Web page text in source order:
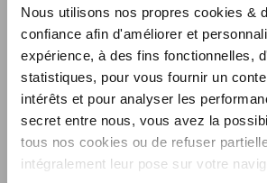
Nous utilisons nos propres cookies &
confiance afin d'améliorer et
expérience, à des fins fonctionnelles,
statistiques, pour vous fournir un
intérêts et pour analyser les
secret entre nous, vous avez la
tous nos cookies ou de refuser
intégralement leur pose sur votre
La Centrale Consulting
La faible utilisation du sans
évolution
Synalcom souhaite la